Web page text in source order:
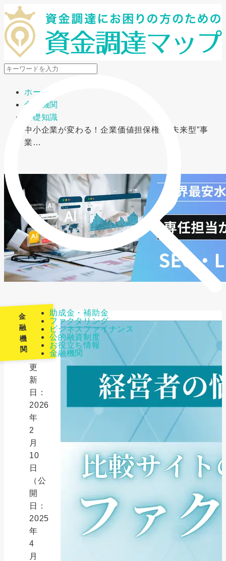
メニューを開閉
助成金・補助金
ファクタリング
ビジネスファイナンス
公的融資制度
お役立ち情報
金融機関
ホーム
金融機関
基礎知識
中小企業が変わる！企業価値担保権と“未来型”事
業…
金
融
機
関
更
新
日：
2026
年
2
月
10
日
（公
開
日：
2025
年
4
月